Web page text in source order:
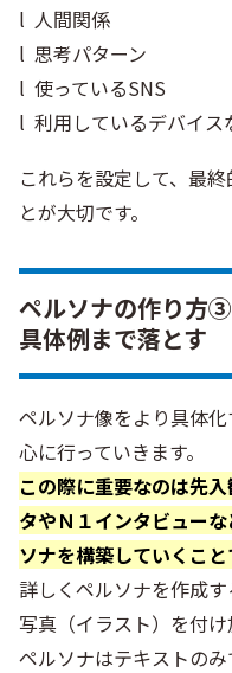
l 人間関係
l 思考パターン
l 使っているSNS
l 利用しているデバイス
これらを設定して、最
とが大切です。
ペルソナの作り方③
具体例まで落とす
ペルソナ像をより具体
心に行っていきます。
この際に重要なのは先
タやＮ１インタビュー
ソナを構築していくこと
詳しくペルソナを作成
写真（イラスト）を付け
ペルソナはテキストの